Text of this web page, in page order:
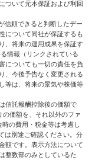
ついて元本保証および利回
信頼できると判断したデー
について同社が保証するも
、将来の運用成果を保証す
情報（リンクされている
についても一切の責任を負
、今後予告なく変更される
等は、将来の景気や株価等
信託報酬控除後の価額で
価額を、それ以外のファ
の費用・税金等は考慮し
は別途ご確認ください。分
額です。表示方法について
整数部のみとしているた